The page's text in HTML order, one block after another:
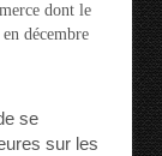
dont le
décembre
se
sur les